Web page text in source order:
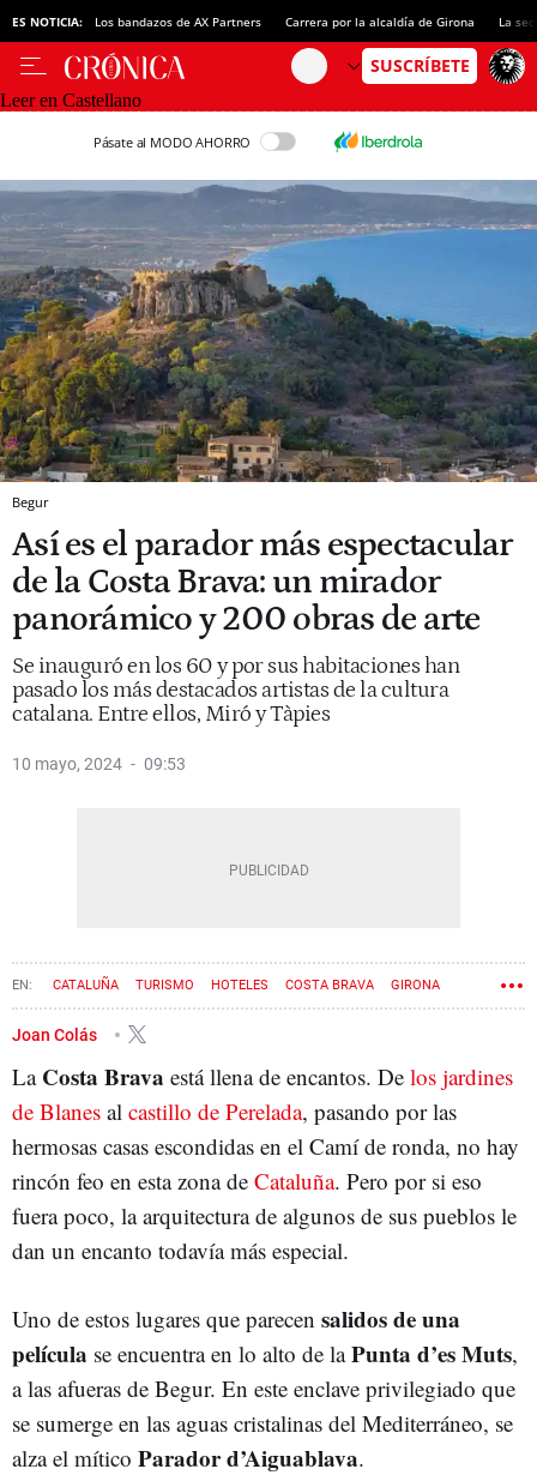
ES NOTICIA: Los bandazos de AX Partners Carrera por la alcaldía de Girona La
Leer en Castellano
Pásate al MODO AHORRO
Begur
Así es el parador más espectacular
de la Costa Brava: un mirador
panorámico y 200 obras de arte
Se inauguró en los 60 y por sus habitaciones han
pasado los más destacados artistas de la cultura
catalana. Entre ellos, Miró y Tàpies
10 mayo, 2024 09:53
CATALUÑA TURISMO HOTELES COSTA BRAVA GIRONA
Joan Colás
LaCosta Brava está llena de encantos. De los jardines
de Blanes al castillo de Perelada, pasando por las
hermosas casas escondidas en el Camí de ronda, no hay
rincón feo en esta zona de Cataluña. Pero por si eso
fuera poco, la arquitectura de algunos de sus pueblos le
dan un encanto todavía más especial.
Uno de estos lugares que parecen salidos de una
película se encuentra en lo alto de laPunta d’es Muts,
a las afueras de Begur. En este enclave privilegiado que
se sumerge en las aguas cristalinas del Mediterráneo, se
alza el mítico Parador d’Aiguablava.